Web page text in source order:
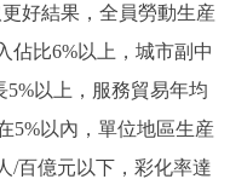
好結果，全員勞動生産
佔比6%以上，城市副中
以上，服務貿易年均
5%以內，單位地區生産
/百億元以下，彩化率達